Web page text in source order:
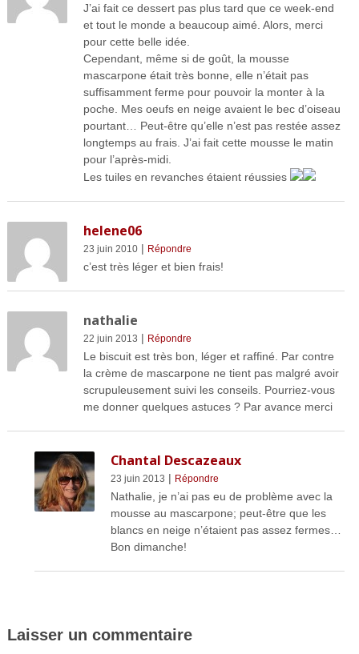
J’ai fait ce dessert pas plus tard que ce week-end
et tout le monde a beaucoup aimé. Alors, merci
pour cette belle idée.
Cependant, même si de goût, la mousse
mascarpone était très bonne, elle n’était pas
suffisamment ferme pour pouvoir la monter à la
poche. Mes oeufs en neige avaient le bec d’oiseau
pourtant… Peut-être qu’elle n’est pas restée assez
longtemps au frais. J’ai fait cette mousse le matin
pour l’après-midi.
Les tuiles en revanches étaient réussies
helene06
23 juin 2010| Répondre
c’est très léger et bien frais!
nathalie
22 juin 2013 | Répondre
Le biscuit est très bon, léger et raffiné. Par contre
la crème de mascarpone ne tient pas malgré avoir
scrupuleusement suivi les conseils. Pourriez-vous
me donner quelques astuces ? Par avance merci
Chantal Descazeaux
23 juin 2013 | Répondre
Nathalie, je n’ai pas eu de problème avec la
mousse au mascarpone; peut-être que les
blancs en neige n’étaient pas assez fermes…
Bon dimanche!
Laisser un commentaire